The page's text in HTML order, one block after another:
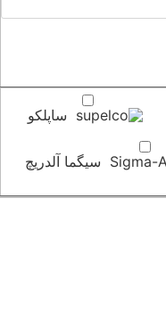
ساپلکو
سیگما آلدریچ